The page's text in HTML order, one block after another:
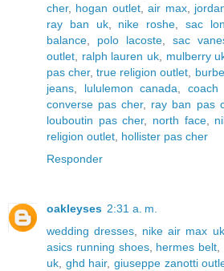
cher, hogan outlet,air max,
ray ban uk, nike roshe sac
balance
polo lacoste sac
outlet
ralph lauren uk mulberry
pas cher,true religion outlet
jeans
lululemon canada ,coach
converse pas cher, ray ban pas
louboutin pas cher, north face,
religion outlet hollister pas cher
Responder
oakleyses 2:31 a. m.
wedding dresses
nike air max uk
asics running shoes, hermes belt
uk ghd hair,giuseppe zanotti